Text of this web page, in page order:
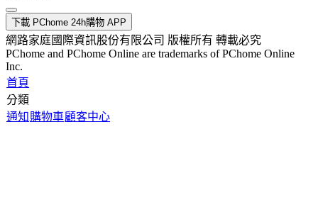
下載 PChome 24h購物 APP
網路家庭國際資訊股份有限公司 版權所有 轉載必究
PChome and PChome Online are trademarks of PChome Online
Inc.
首頁
分類
通知 購物車顧客中心